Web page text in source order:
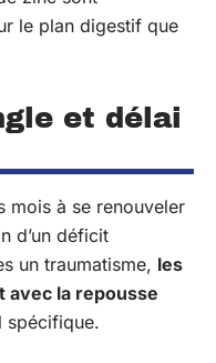
le plan digestif que
et délai
mois à se renouveler
d’un déficit
un traumatisme, les
avec la repousse
spécifique.